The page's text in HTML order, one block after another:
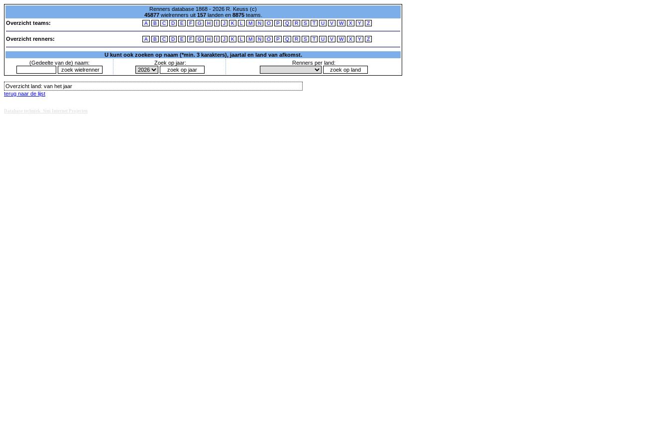
Renners database 1868 - 2026 R. Keuss (c)
45877wielrenners uit 157landen en 8875teams.
Overzicht teams:
A B C D E F G H I J K L M N O P Q R S T U V W X Y Z
Overzicht renners: A B C D E F G H I J K L M N O P Q R S T U V W X Y Z
U kunt ook zoeken op naam (*min. 3 karakters), jaartal en land van afkomst.
(Gedeelte van de) naam:
Zoek op jaar: Renners per land:
Overzicht land: van het jaar
terug naar de lijst
Database techniek: Sini Internet Projecten